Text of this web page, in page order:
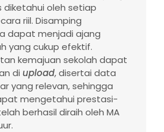
diketahui oleh setiap
riil. Disamping
dapat menjadi ajang
yang cukup efektif.
kemajuan sekolah dapat
di upload, disertai data
yang relevan, sehingga
mengetahui prestasi-
berhasil diraih oleh MA